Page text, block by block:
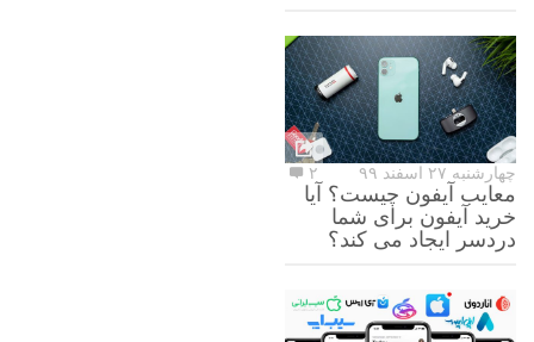
چهارشنبه ۲۷ اسفند ۹۹ ۲
معایب آیفون چیست؟ آیا
خرید آیفون برای شما
دردسر ایجاد می کند؟